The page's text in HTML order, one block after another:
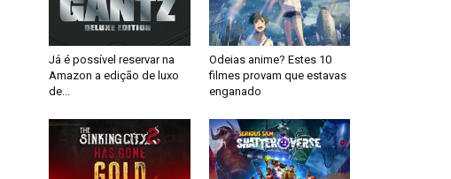
Já é possível reservar na
Amazon a edição de luxo
de...
Odeias anime? Estes 10
filmes provam que estavas
enganado